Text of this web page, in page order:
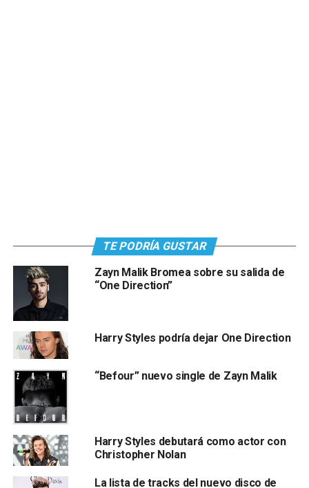
TE PODRÍA GUSTAR
Zayn Malik Bromea sobre su salida de
“One Direction”
Harry Styles podría dejar One Direction
“Befour” nuevo single de Zayn Malik
Harry Styles debutará como actor con
Christopher Nolan
La lista de tracks del nuevo disco de